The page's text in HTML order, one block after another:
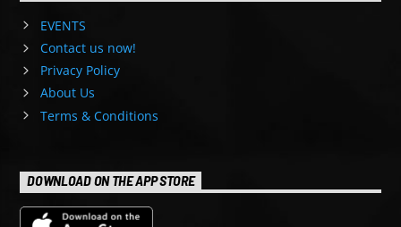
EVENTS
Contact us now!
Privacy Policy
About Us
Terms & Conditions
DOWNLOAD ON THE APP STORE